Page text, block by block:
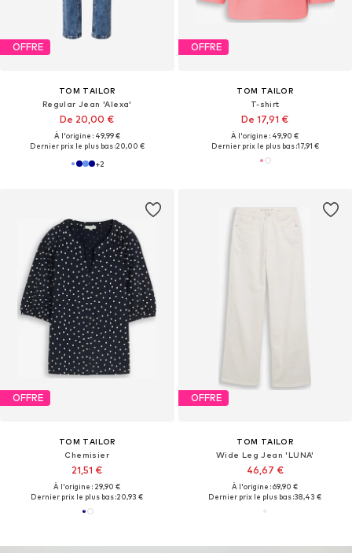
OFFRE
TOM TAILOR
Regular Jean 'Alexa'
De 20,00 €
À l'origine : 49,99 €
Dernier prix le plus bas :20,00 €
+2
OFFRE
TOM TAILOR
T-shirt
De 17,91 €
À l'origine : 49,90 €
Dernier prix le plus bas :17,91 €
OFFRE
TOM TAILOR
Chemisier
21,51 €
À l'origine : 29,90 €
Dernier prix le plus bas :20,93 €
OFFRE
TOM TAILOR
Wide Leg Jean 'LUNA'
46,67 €
À l'origine : 69,90 €
Dernier prix le plus bas :38,43 €